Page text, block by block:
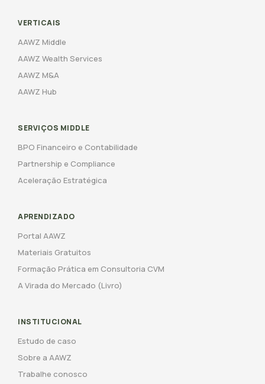
VERTICAIS
AAWZ Middle
AAWZ Wealth Services
AAWZ M&A
AAWZ Hub
SERVIÇOS MIDDLE
BPO Financeiro e Contabilidade
Partnership e Compliance
Aceleração Estratégica
APRENDIZADO
Portal AAWZ
Materiais Gratuitos
Formação Prática em Consultoria CVM
A Virada do Mercado (Livro)
INSTITUCIONAL
Estudo de caso
Sobre a AAWZ
Trabalhe conosco